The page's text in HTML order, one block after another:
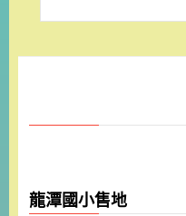
龍潭國小售地